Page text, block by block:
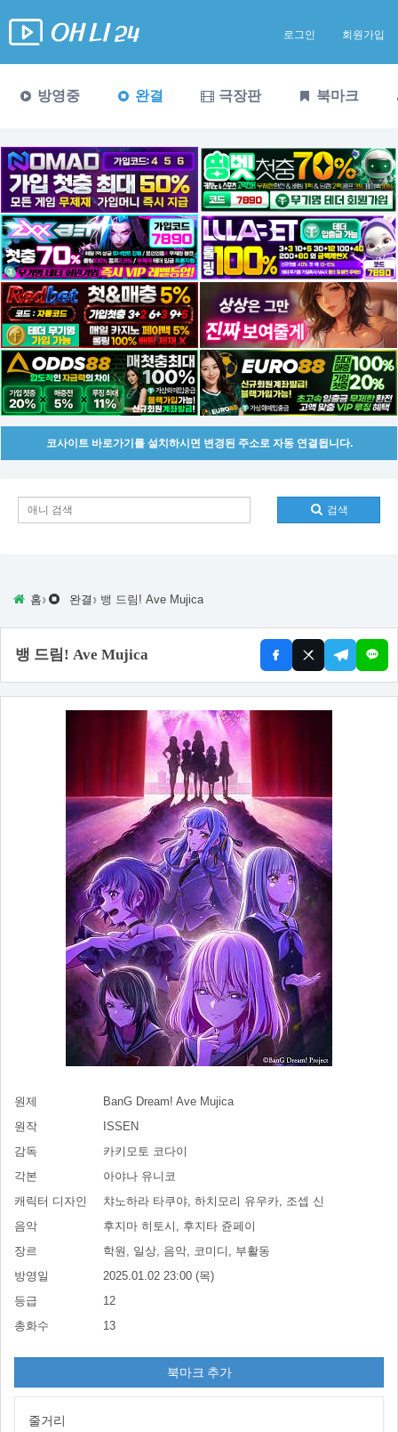
로그인 회원가입
방영중 완결 극장판 북마크
코사이트 바로가기를 설치하시면 변경된 주소로 자동 연결됩니다.
검색
홈› 완결 › 뱅 드림! Ave Mujica
뱅 드림! Ave Mujica
원제
BanG Dream! Ave Mujica
원작
ISSEN
감독
카키모토 코다이
각본
아야나 유니코
캐릭터 디자인
챠노하라 타쿠야, 하치모리 유우카, 조셉 신
음악
후지마 히토시, 후지타 쥰페이
장르
학원, 일상, 음악, 코미디, 부활동
방영일
2025.01.02 23:00 (목)
등급
12
총화수
13
북마크 추가
줄거리